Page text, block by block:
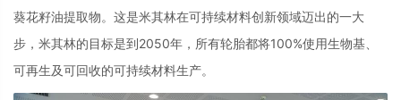
葵花籽油提取物。这是米其林在可持续材料创新领域迈出的一大
步，米其林的目标是到2050年，所有轮胎都将100%使用生物基、
可再生及可回收的可持续材料生产。